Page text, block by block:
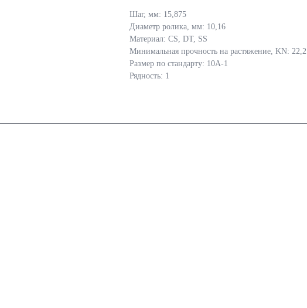
Шаг, мм: 15,875
Диаметр ролика, мм: 10,16
Материал: CS, DT, SS
Минимальная прочность на растяжение, KN: 22,2
Размер по стандарту: 10A-1
Рядность: 1